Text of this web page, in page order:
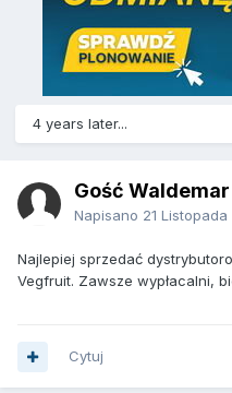
4 years later...
Gość Waldemar
Napisano 21 Listopada
Najlepiej sprzedać
Vegfruit. Zawsze wypłacalni,
Cytuj